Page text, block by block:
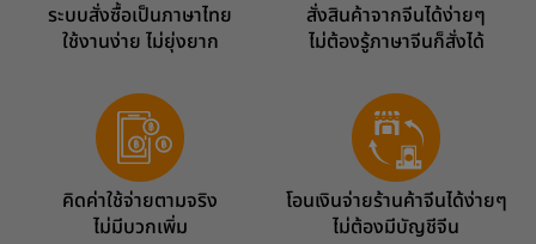
ระบบสั่งซื้อเป็นภาษาไทย
ใช้งานง่าย ไม่ยุ่งยาก
สั่งสินค้าจากจีนได้ง่ายๆ
ไม่ต้องรู้ภาษาจีนก็สั่งได้
คิดค่าใช้จ่ายตามจริง
ไม่มีบวกเพิ่ม
โอนเงินจ่ายร้านค้าจีนได้ง่ายๆ
ไม่ต้องมีบัญชีจีน